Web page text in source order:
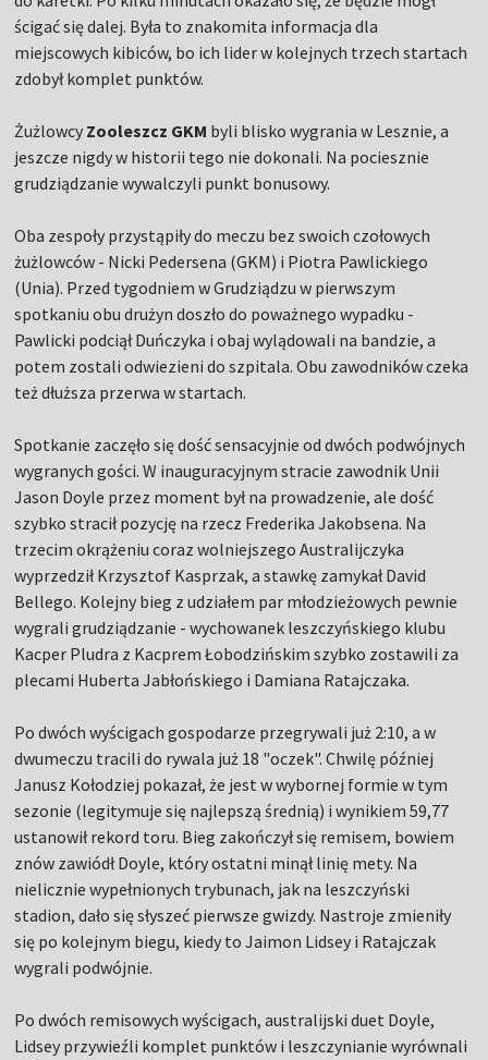
ścigać się dalej. Była to znakomita informacja dla
miejscowych kibiców, bo ich lider w kolejnych trzech startach
zdobył komplet punktów.
Żużlowcy Zooleszcz GKM byli blisko wygrania w Lesznie, a
jeszcze nigdy w historii tego nie dokonali. Na pociesznie
grudziądzanie wywalczyli punkt bonusowy.
Oba zespoły przystąpiły do meczu bez swoich czołowych
żużlowców - Nicki Pedersena (GKM) i Piotra Pawlickiego
(Unia). Przed tygodniem w Grudziądzu w pierwszym
spotkaniu obu drużyn doszło do poważnego wypadku -
Pawlicki podciął Duńczyka i obaj wylądowali na bandzie, a
potem zostali odwiezieni do szpitala. Obu zawodników czeka
też dłuższa przerwa w startach.
Spotkanie zaczęło się dość sensacyjnie od dwóch podwójnych
wygranych gości. W inauguracyjnym stracie zawodnik Unii
Jason Doyle przez moment był na prowadzenie, ale dość
szybko stracił pozycję na rzecz Frederika Jakobsena. Na
trzecim okrążeniu coraz wolniejszego Australijczyka
wyprzedził Krzysztof Kasprzak, a stawkę zamykał David
Bellego. Kolejny bieg z udziałem par młodzieżowych pewnie
wygrali grudziądzanie - wychowanek leszczyńskiego klubu
Kacper Pludra z Kacprem Łobodzińskim szybko zostawili za
plecami Huberta Jabłońskiego i Damiana Ratajczaka.
Po dwóch wyścigach gospodarze przegrywali już 2:10, a w
dwumeczu tracili do rywala już 18 "oczek". Chwilę później
Janusz Kołodziej pokazał, że jest w wybornej formie w tym
sezonie (legitymuje się najlepszą średnią) i wynikiem 59,77
ustanowił rekord toru. Bieg zakończył się remisem, bowiem
znów zawiódł Doyle, który ostatni minął linię mety. Na
nielicznie wypełnionych trybunach, jak na leszczyński
stadion, dało się słyszeć pierwsze gwizdy. Nastroje zmieniły
się po kolejnym biegu, kiedy to Jaimon Lidsey i Ratajczak
wygrali podwójnie.
Po dwóch remisowych wyścigach, australijski duet Doyle,
Lidsey przywieźli komplet punktów i leszczynianie wyrównali